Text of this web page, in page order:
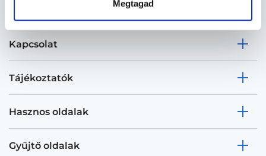
Megtagad
Kapcsolat
Tájékoztatók
Hasznos oldalak
Gyűjtő oldalak